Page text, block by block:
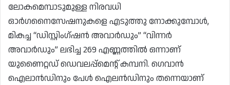
ലോകമെമ്പാടുമുള്ള നിരവധി
ഓർഗനൈസേഷനുകളെ എടുത്തു നോക്കുമ്പോൾ,
മികച്ച “ഡിസ്റ്റിംഗ്ഷൻ അവാർഡും” “വിന്നർ
അവാർഡും” ലഭിച്ച 269 എണ്ണത്തിൽ ഒന്നാണ്
യുണൈറ്റഡ് ഡെവലപ്പ്മെന്റ് കമ്പനി. ഗെവാൻ
ഐലാൻഡിനും പേൾ ഐലൻഡിനും തന്നെയാണ്